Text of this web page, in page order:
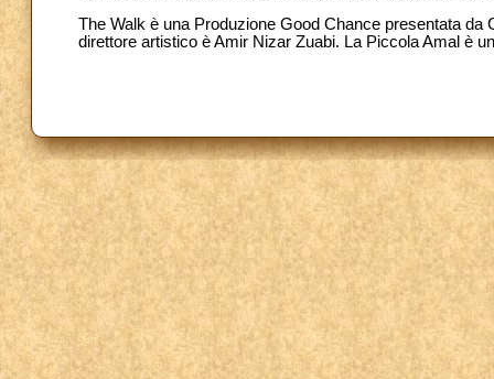
The Walk è una Produzione Good Chance presentata
direttore artistico è Amir Nizar Zuabi. La Piccola Amal è